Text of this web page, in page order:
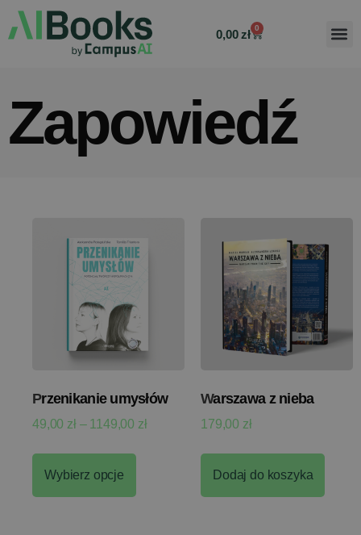
0,00zł 0
Zapowiedź
Przenikanie umysłów
49,00 zł– 1149,00 zł
Wybierz opcje
Warszawa z nieba
179,00 zł
Dodaj do koszyka